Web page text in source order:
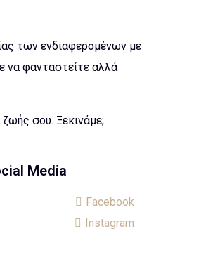
των ενδιαφερομένων με
να φανταστείτε αλλά
σου. Ξεκινάμε;
Media
Facebook
Instagram